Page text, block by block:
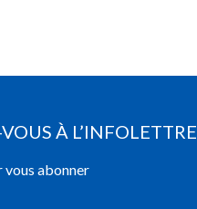
À L’INFOLETTRE
vous abonner